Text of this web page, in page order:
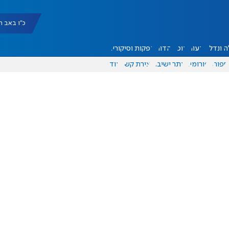
כ"ו באב
ונדל"ן דעות אוכל יהדות הפקות וסיקורים
ספורט פורומים אתר ישיבה יצירת קשר עוד